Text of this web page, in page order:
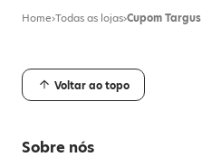
Home›Todas as lojas›Cupom Targus
Voltar ao topo
Sobre nós